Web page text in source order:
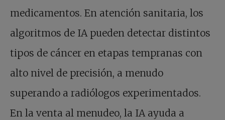
medicamentos. En atención sanitaria, los
algoritmos de IA pueden detectar distintos
tipos de cáncer en etapas tempranas con
alto nivel de precisión, a menudo
superando a radiólogos experimentados.
En la venta al menudeo, la IA ayuda a